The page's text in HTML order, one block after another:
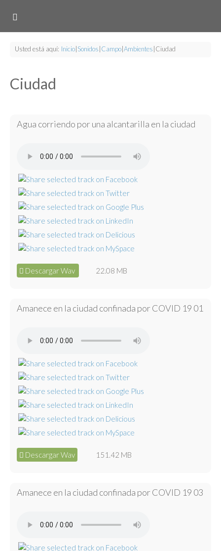
Usted está aquí: Inicio Sonidos Campo Ambientes Ciudad
Ciudad
Agua corriendo por una alcantarilla en la ciudad
Descargar Wav 22.08 MB
Amanece en la ciudad confinada por COVID 19 01
Descargar Wav 151.42 MB
Amanece en la ciudad confinada por COVID 19 03